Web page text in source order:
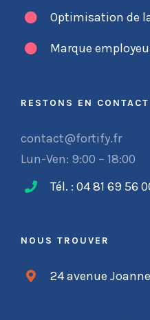
Optimisation de
Marque
RESTONS EN CONTACT
contact@fortify.fr
Lun-Ven: 9:00 – 18:00
Tél. : 04 81 69 56
NOUS TROUVER
24 avenue